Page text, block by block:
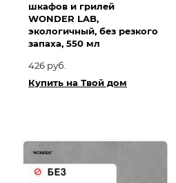
шкафов и грилей
WONDER LAB,
экологичный, без резкого
запаха, 550 мл
426 руб.
Купить на Твой дом